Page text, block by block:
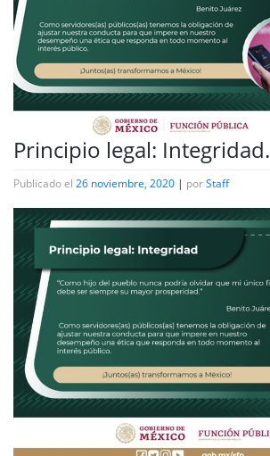
Principio legal: Integridad.
Publicado el 26 noviembre, 2020 | porStaff